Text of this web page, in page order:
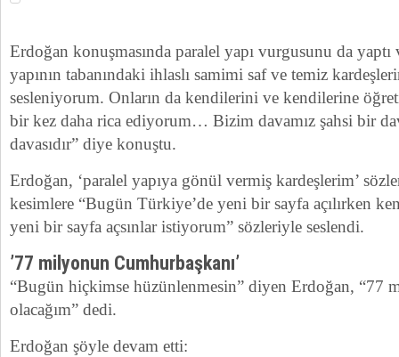
Erdoğan konuşmasında paralel yapı vurgusunu da yaptı
yapının tabanındaki ihlaslı samimi saf ve temiz
sesleniyorum. Onların da kendilerini ve kendilerine
bir kez daha rica ediyorum… Bizim davamız şahsi bir
davasıdır” diye konuştu.
Erdoğan, ‘paralel yapıya gönül vermiş kardeşlerim’
kesimlere “Bugün Türkiye’de yeni bir sayfa açılırken
yeni bir sayfa açsınlar istiyorum” sözleriyle seslendi.
’77 milyonun Cumhurbaşkanı’
“Bugün hiçkimse hüzünlenmesin” diyen Erdoğan, “77
olacağım” dedi.
Erdoğan şöyle devam etti: